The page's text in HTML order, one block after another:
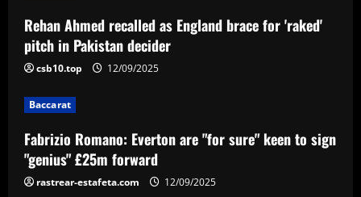
a
t
i
o
n
Rehan Ahmed recalled as England brace for 'raked'
pitch in Pakistan decider
csb10.top 12/09/2025
Baccarat
Fabrizio Romano: Everton are "for sure" keen to sign
"genius" £25m forward
rastrear-estafeta.com 12/09/2025